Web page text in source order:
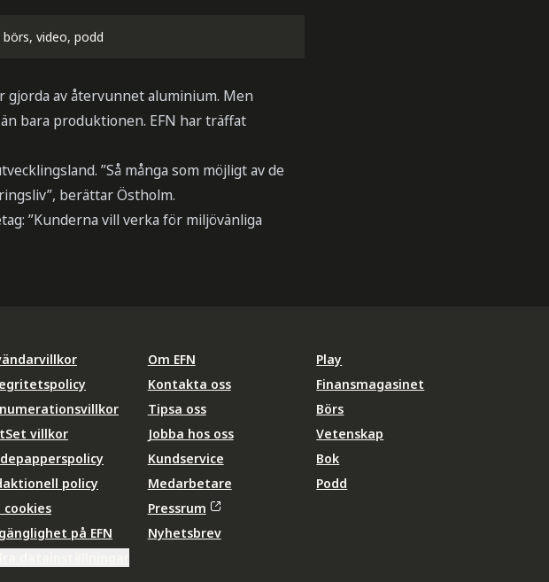
börs, video, podd
gjorda av återvunnet aluminium. Men
bara produktionen. EFN har träffat
”Så många som möjligt av de
berättar Östholm.
”Kunderna vill verka för miljövänliga
villkor
policy
cookies
på EFN
Om EFN
Kontakta oss
Tipsa oss
Jobba hos oss
Kundservice
Medarbetare
Pressrum
Nyhetsbrev
Play
Finansmagasinet
Börs
Vetenskap
Bok
Podd